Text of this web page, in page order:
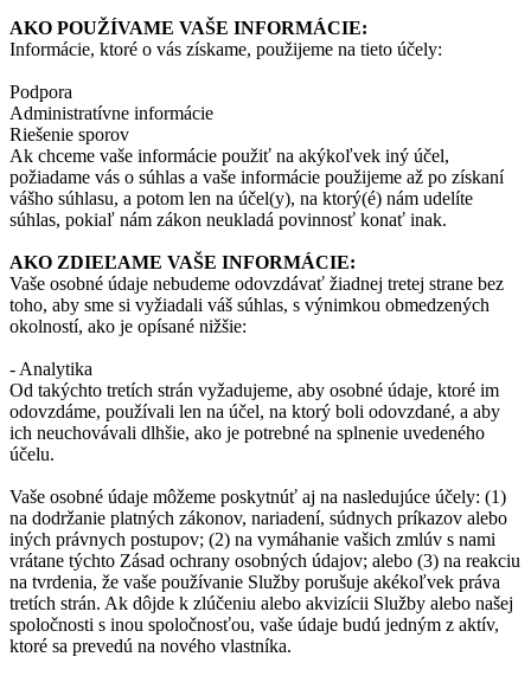
AKO POUŽÍVAME VAŠE INFORMÁCIE:
Informácie, ktoré o vás získame, použijeme na tieto účely:
Podpora
Administratívne informácie
Riešenie sporov
Ak chceme vaše informácie použiť na akýkoľvek iný účel,
požiadame vás o súhlas a vaše informácie použijeme až po získaní
vášho súhlasu, a potom len na účel(y), na ktorý(é) nám udelíte
súhlas, pokiaľ nám zákon neukladá povinnosť konať inak.
AKO ZDIEĽAME VAŠE INFORMÁCIE:
Vaše osobné údaje nebudeme odovzdávať žiadnej tretej strane bez
toho, aby sme si vyžiadali váš súhlas, s výnimkou obmedzených
okolností, ako je opísané nižšie:
- Analytika
Od takýchto tretích strán vyžadujeme, aby osobné údaje, ktoré im
odovzdáme, používali len na účel, na ktorý boli odovzdané, a aby
ich neuchovávali dlhšie, ako je potrebné na splnenie uvedeného
účelu.
Vaše osobné údaje môžeme poskytnúť aj na nasledujúce účely: (1)
na dodržanie platných zákonov, nariadení, súdnych príkazov alebo
iných právnych postupov; (2) na vymáhanie vašich zmlúv s nami
vrátane týchto Zásad ochrany osobných údajov; alebo (3) na reakciu
na tvrdenia, že vaše používanie Služby porušuje akékoľvek práva
tretích strán. Ak dôjde k zlúčeniu alebo akvizícii Služby alebo našej
spoločnosti s inou spoločnosťou, vaše údaje budú jedným z aktív,
ktoré sa prevedú na nového vlastníka.